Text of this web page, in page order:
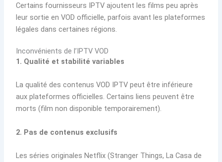
Certains fournisseurs IPTV ajoutent les films peu après
leur sortie en VOD officielle, parfois avant les plateformes
légales dans certaines régions.
Inconvénients de l’IPTV VOD
1. Qualité et stabilité variables
La qualité des contenus VOD IPTV peut être inférieure
aux plateformes officielles. Certains liens peuvent être
morts (film non disponible temporairement).
2. Pas de contenus exclusifs
Les séries originales Netflix (Stranger Things, La Casa de